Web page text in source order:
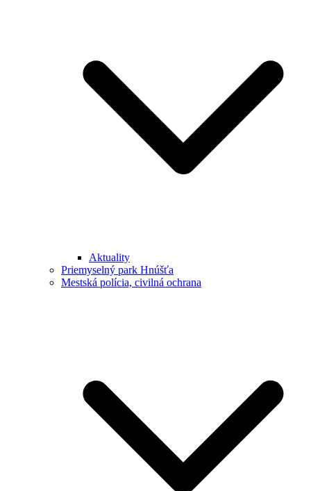
Aktuality
Priemyselný park Hnúšťa
Mestská polícia, civilná ochrana